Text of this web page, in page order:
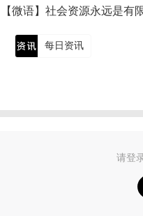
【微语】社会资源永远是有
每日资讯
请登